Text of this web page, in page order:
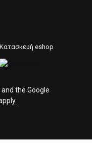
Κατασκευή eshop
the Google